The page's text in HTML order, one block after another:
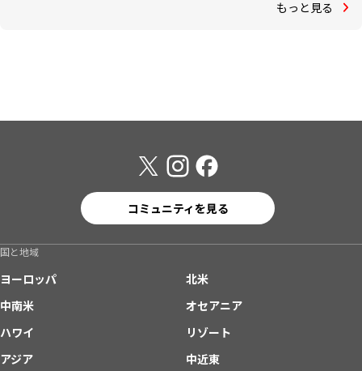
もっと見る
コミュニティを見る
国と地域
ヨーロッパ
北米
中南米
オセアニア
ハワイ
リゾート
アジア
中近東